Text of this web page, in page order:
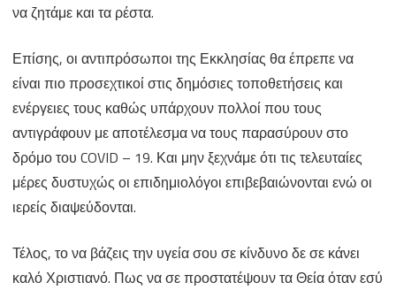
να ζητάμε και τα ρέστα.
Επίσης, οι αντιπρόσωποι της Εκκλησίας θα έπρεπε να
είναι πιο προσεχτικοί στις δημόσιες τοποθετήσεις και
ενέργειες τους καθώς υπάρχουν πολλοί που τους
αντιγράφουν με αποτέλεσμα να τους παρασύρουν στο
δρόμο του COVID – 19. Και μην ξεχνάμε ότι τις τελευταίες
μέρες δυστυχώς οι επιδημιολόγοι επιβεβαιώνονται ενώ οι
ιερείς διαψεύδονται.
Τέλος, το να βάζεις την υγεία σου σε κίνδυνο δε σε κάνει
καλό Χριστιανό. Πως να σε προστατέψουν τα Θεία όταν εσύ